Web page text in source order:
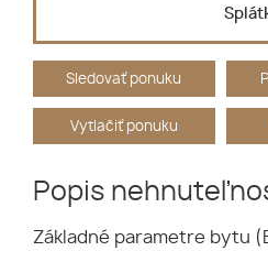
Sledovať ponuku
Vytlačiť ponuku
Popis
Základné parametre bytu